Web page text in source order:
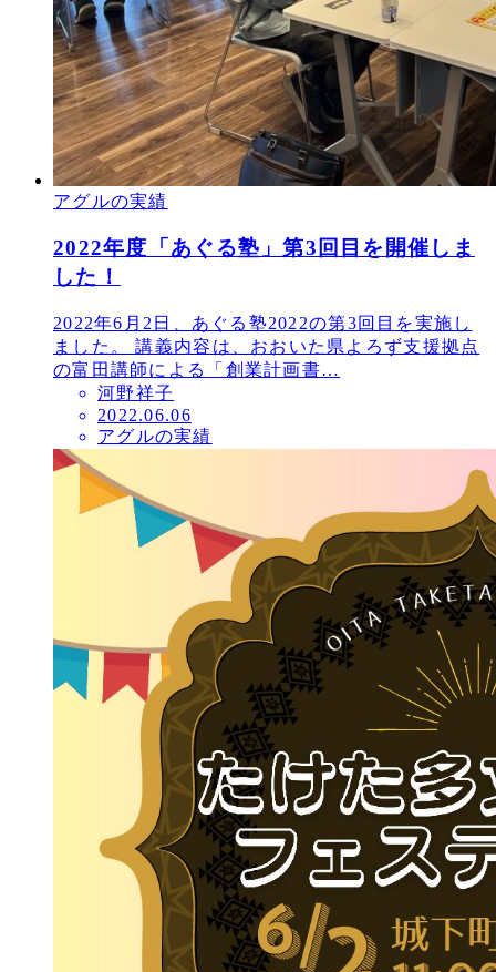
アグルの実績
2022年度「あぐる塾」第3回目を開催しま
した！
2022年6月2日、あぐる塾2022の第3回目を実施し
ました。 講義内容は、おおいた県よろず支援拠点
の富田講師による「創業計画書…
河野祥子
投
稿
2022.06.06
アグルの実績